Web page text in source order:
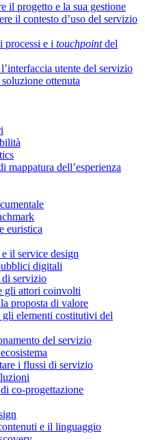
il progetto e la sua gestione
il contesto d’uso del servizio
processi e i touchpointdel
utente del servizio
ottenuta
mappatura dell’esperienza
euristica
il service design
digitali
servizio
gli attori coinvolti
proposta di valore
gli elementi costitutivi del
del servizio
i flussi di servizio
co-progettazione
e il linguaggio